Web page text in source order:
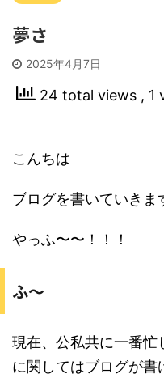
夢さ
2025年4月7日
24 total views , 1
こんちは
ブログを書いていきま
やっふ〜〜！！！
ふ〜
現在、公私共に一番忙
に関してはブログが書